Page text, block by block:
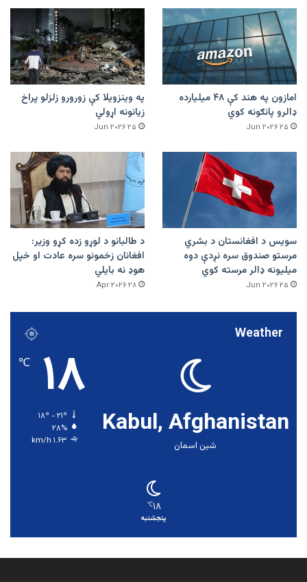
امازون په هند کې ۴۸ میلیارده
ډالرو پانګونه کوي
۲۵ Jun ۲۰۲۶
په وینزویلا کې زورورو زلزلو پراخ
زیانونه اړولي
۲۵ Jun ۲۰۲۶
سویس د افغانستان د بشري
مرستو صندوق سره نږدې دوه
میلیونه ډالر مرسته کوي
۲۵ Jun ۲۰۲۶
د طالبانو د لوړو زده کړو وزیر:
افغانان زخمونو سره عادت او خپل
هوډ نه بایلي
۲۸ Apr ۲۰۲۶
Weather
Kabul, Afghanistan
شین اسمان
۱۸ ℃
۲۸%
۱.۶۳ km/h
۱۸℃
پنجشنبه